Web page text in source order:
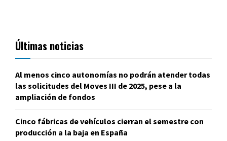
Últimas noticias
Al menos cinco autonomías no podrán atender todas
las solicitudes del Moves III de 2025, pese a la
ampliación de fondos
Cinco fábricas de vehículos cierran el semestre con
producción a la baja en España